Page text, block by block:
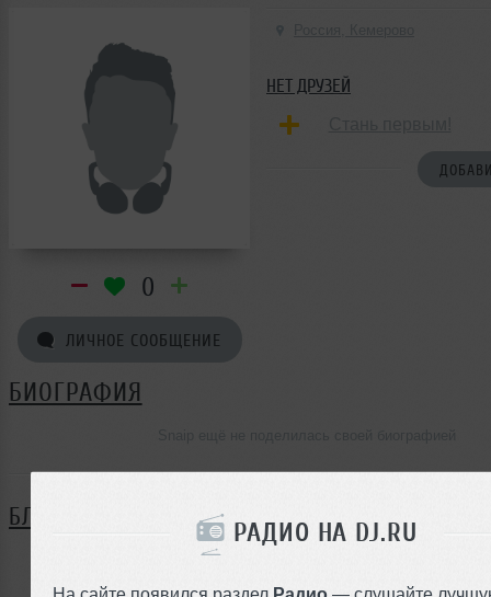
РАДИО НА DJ.RU
На сайте появился раздел Радио — слушайте
0
ЛИЧНОЕ СООБЩЕНИЕ
НЕТ ДРУЗЕЙ
БИОГРАФИЯ
БЛОГ